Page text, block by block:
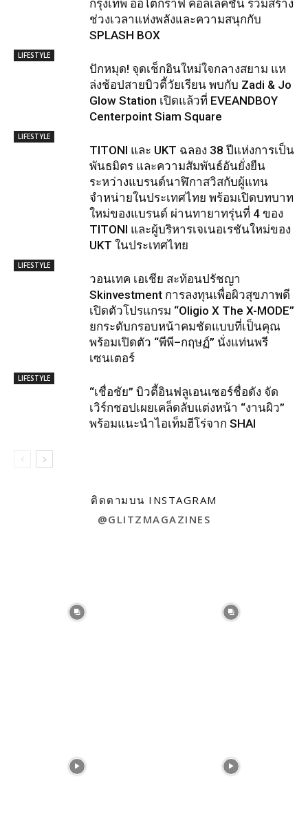
กรุงเทพ ออโตกราฟ คอลเล็คชั่น ร่วมสร้าง
ช่วงเวลาแห่งพลังและความสนุกกับ
SPLASH BOX
LIFESTYLE
ปักหมุด! จุดเช็กอินใหม่ใจกลางสยาม แห
ล่งช้อปสายบิวตี้วัยเรียน พบกับ Zadi & Jo
Glow Station เปิดแล้วที่ EVEANDBOY
Centerpoint Siam Square
LIFESTYLE
TITONI และ UKT ฉลอง 38 ปีแห่งการเป็น
พันธมิตร และความสัมพันธ์อันยั่งยืน
ระหว่างแบรนด์นาฬิกาสวิสกับผู้แทน
จำหน่ายในประเทศไทย พร้อมเปิดบทบาท
ใหม่ของแบรนด์ ผ่านทายาทรุ่นที่ 4 ของ
TITONI และผู้บริหารเจเนอเรชันใหม่ของ
UKT ในประเทศไทย
LIFESTYLE
วอนเทค เอเชีย สะท้อนปรัชญา
Skinvestment การลงทุนเพื่อผิวสุขภาพดี
เปิดตัวโปรแกรม “Oligio X The X-MODE”
ยกระดับกรอบหน้าคมชัดแบบที่เป็นคุณ
พร้อมเปิดตัว “พีพี–กฤษฏ์” นั่งแท่นพรี
เซนเตอร์
LIFESTYLE
“เชื่อชัย” บิวตี้อินฟลูเอนเซอร์ชื่อดัง จัด
เวิร์กชอปเผยเคล็ดลับแต่งหน้า “งานผิว”
พร้อมแนะนำไอเท็มฮีโร่จาก SHAI
ติดตามบน INSTAGRAM
@GLITZMAGAZINES